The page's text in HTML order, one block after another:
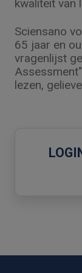
kwaliteit van
Sciensano
65 jaar en
vragenlijst
lezen,